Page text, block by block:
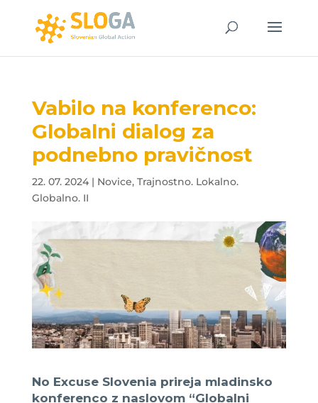
Vabilo na konferenco:
Globalni dialog za
podnebno pravičnost
22. 07. 2024| Novice, Trajnostno. Lokalno.
Globalno. II
No Excuse Slovenia prireja mladinsko
konferenco z naslovom “Globalni